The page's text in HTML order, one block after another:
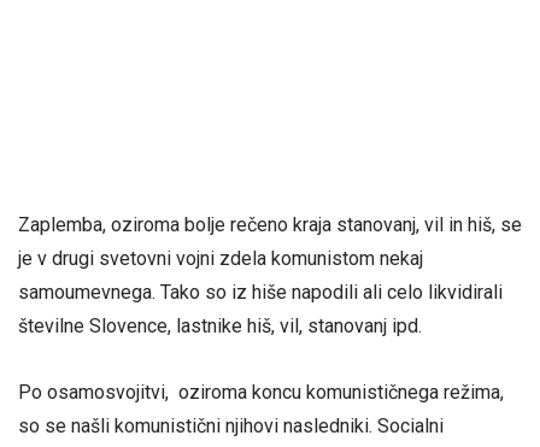
Zaplemba, oziroma bolje rečeno kraja stanovanj, vil in hiš, se
je v drugi svetovni vojni zdela komunistom nekaj
samoumevnega. Tako so iz hiše napodili ali celo likvidirali
številne Slovence, lastnike hiš, vil, stanovanj ipd.
Po osamosvojitvi, oziroma koncu komunističnega režima,
so se našli komunistični njihovi nasledniki. Socialni